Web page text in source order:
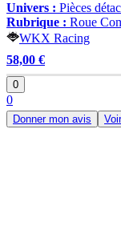
Univers : Pièces
Rubrique : Roue
WKX Racing
58,00 €
0
0
Donner mon avis